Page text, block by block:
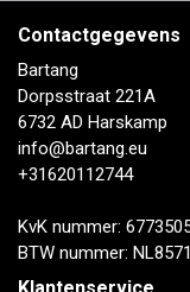
Contactgegevens
Bartang
Dorpsstraat 221A
6732 AD Harskamp
info@bartang.eu
+31620112744
KvK nummer:
BTW nummer: